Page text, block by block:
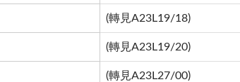
(轉見A23L19/18)
(轉見A23L19/20)
(轉見A23L27/00)